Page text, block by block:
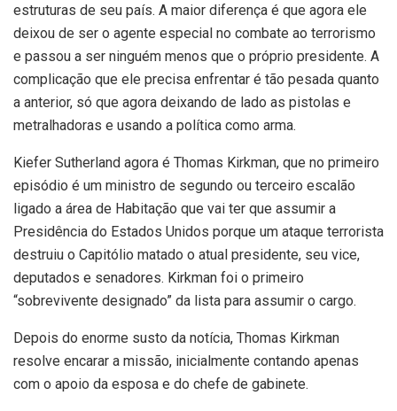
estruturas de seu país. A maior diferença é que agora ele
deixou de ser o agente especial no combate ao terrorismo
e passou a ser ninguém menos que o próprio presidente. A
complicação que ele precisa enfrentar é tão pesada quanto
a anterior, só que agora deixando de lado as pistolas e
metralhadoras e usando a política como arma.
Kiefer Sutherland agora é Thomas Kirkman, que no primeiro
episódio é um ministro de segundo ou terceiro escalão
ligado a área de Habitação que vai ter que assumir a
Presidência do Estados Unidos porque um ataque terrorista
destruiu o Capitólio matado o atual presidente, seu vice,
deputados e senadores. Kirkman foi o primeiro
“sobrevivente designado” da lista para assumir o cargo.
Depois do enorme susto da notícia, Thomas Kirkman
resolve encarar a missão, inicialmente contando apenas
com o apoio da esposa e do chefe de gabinete.